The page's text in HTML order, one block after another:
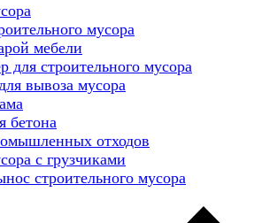
мусора
мебели
для строительного мусора
вывоза мусора
бетона
отходов
с грузчиками
строительного мусора